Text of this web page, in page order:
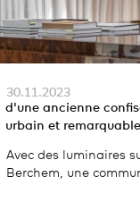
30.11.2023
d'une ancienne
urbain et remarquable
Avec des luminaires
Berchem, une